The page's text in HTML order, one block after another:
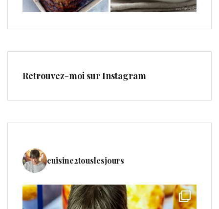
Retrouvez-moi sur Instagram
cuisine2touslesjours